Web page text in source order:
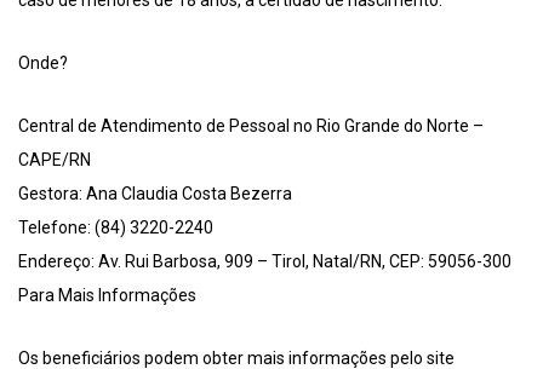
Onde?
Central de Atendimento de Pessoal no Rio Grande do Norte –
CAPE/RN
Gestora: Ana Claudia Costa Bezerra
Telefone: (84) 3220-2240
Endereço: Av. Rui Barbosa, 909 – Tirol, Natal/RN, CEP: 59056-300
Para Mais Informações
Os beneficiários podem obter mais informações pelo site